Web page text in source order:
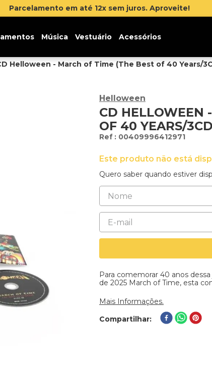
e ganhe 5% de desconto na sua primeira
Música Vestuário Acessórios
Helloween - March of Time (The Best of 40 Years/
Helloween
CD HELLOWEEN
OF 40 YEARS/
: 00409996412971
Este produto não está
Quero saber quando estiver
Para comemorar 40 anos
de 2025 March of Time, esta
Mais Informações.
Compartilhar